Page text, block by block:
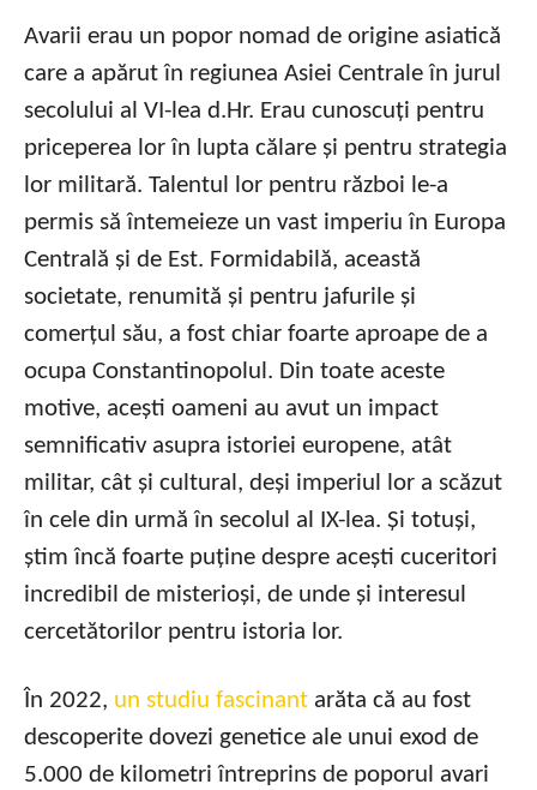
Avarii erau un popor nomad de origine asiatică
care a apărut în regiunea Asiei Centrale în jurul
secolului al VI-lea d.Hr. Erau cunoscuți pentru
priceperea lor în lupta călare și pentru strategia
lor militară. Talentul lor pentru război le-a
permis să întemeieze un vast imperiu în Europa
Centrală și de Est. Formidabilă, această
societate, renumită și pentru jafurile și
comerțul său, a fost chiar foarte aproape de a
ocupa Constantinopolul. Din toate aceste
motive, acești oameni au avut un impact
semnificativ asupra istoriei europene, atât
militar, cât și cultural, deși imperiul lor a scăzut
în cele din urmă în secolul al IX-lea. Și totuși,
știm încă foarte puține despre acești cuceritori
incredibil de misterioși, de unde și interesul
cercetătorilor pentru istoria lor.
În 2022, un studiu fascinant arăta că au fost
descoperite dovezi genetice ale unui exod de
5.000 de kilometri întreprins de poporul avari